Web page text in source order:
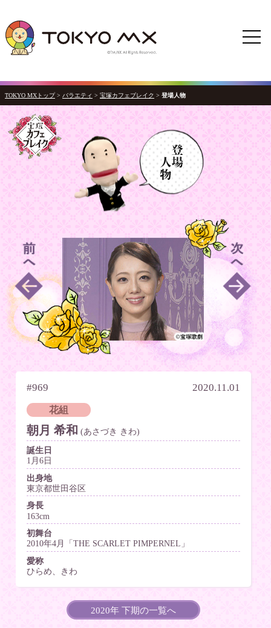
TOKYO MXトップ > バラエティ > 宝塚カフェブレイク > 登場人物
#969 2020.11.01
花組
朝月 希和 (あさづき きわ)
誕生日
1月6日
出身地
東京都世田谷区
身長
163cm
初舞台
2010年4月「THE SCARLET PIMPERNEL」
愛称
ひらめ、きわ
2020年 下期の一覧へ